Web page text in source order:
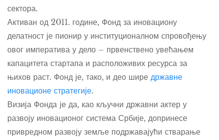
сектора.
Активан од 2011. године, Фонд за иновациону
делатност је пионир у институционалном спровођењу
овог императива у дело – првенствено увећањем
капацитета стартапа и расположивих ресурса за
њихов раст. Фонд је, тако, и део шире државне
иновационе стратегије.
Визија Фондa је да, као кључни државни актер у
развоју иновационог система Србије, допринесе
привредном развоју земље подржавајући стварање